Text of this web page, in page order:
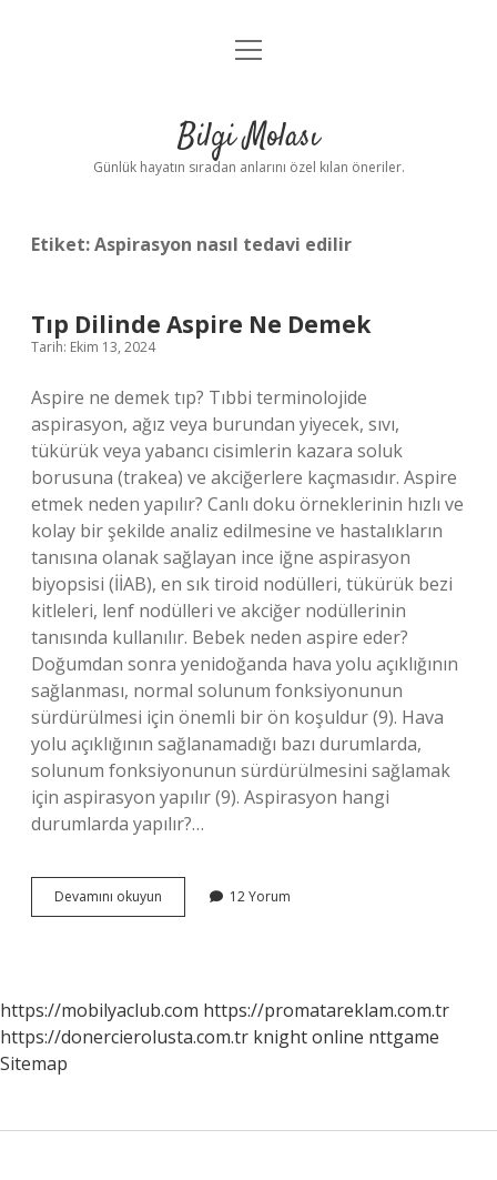
Anasayfa
Yasal Uyarı
menüyü
Bilgi Molası
Günlük hayatın sıradan anlarını özel kılan öneriler.
Etiket:Aspirasyon nasıl tedavi edilir
Tıp Dilinde Aspire Ne Demek
Tarih: Ekim 13, 2024
Aspire ne demek tıp? Tıbbi terminolojide
aspirasyon, ağız veya burundan yiyecek, sıvı,
tükürük veya yabancı cisimlerin kazara soluk
borusuna (trakea) ve akciğerlere kaçmasıdır. Aspire
etmek neden yapılır? Canlı doku örneklerinin hızlı ve
kolay bir şekilde analiz edilmesine ve hastalıkların
tanısına olanak sağlayan ince iğne aspirasyon
biyopsisi (İİAB), en sık tiroid nodülleri, tükürük bezi
kitleleri, lenf nodülleri ve akciğer nodüllerinin
tanısında kullanılır. Bebek neden aspire eder?
Doğumdan sonra yenidoğanda hava yolu açıklığının
sağlanması, normal solunum fonksiyonunun
sürdürülmesi için önemli bir ön koşuldur (9). Hava
yolu açıklığının sağlanamadığı bazı durumlarda,
solunum fonksiyonunun sürdürülmesini sağlamak
için aspirasyon yapılır (9). Aspirasyon hangi
durumlarda yapılır?…
Devamını okuyun
Dilinde
12 Yorum
https://mobilyaclub.com https://promatareklam.com.tr
https://donercierolusta.com.tr knight online nttgame
Sitemap